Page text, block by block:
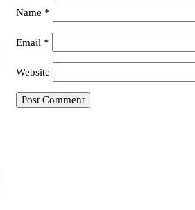
Name *
Email *
Website